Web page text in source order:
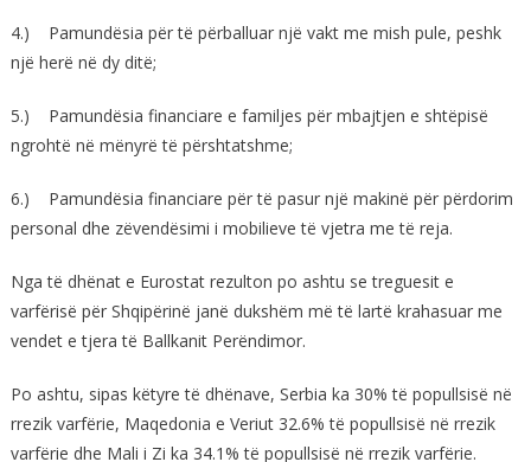
4.) Pamundësia për të përballuar një vakt me mish pule, peshk
një herë në dy ditë;
5.) Pamundësia financiare e familjes për mbajtjen e shtëpisë
ngrohtë në mënyrë të përshtatshme;
6.) Pamundësia financiare për të pasur një makinë për përdorim
personal dhe zëvendësimi i mobilieve të vjetra me të reja.
Nga të dhënat e Eurostat rezulton po ashtu se treguesit e
varfërisë për Shqipërinë janë dukshëm më të lartë krahasuar me
vendet e tjera të Ballkanit Perëndimor.
Po ashtu, sipas këtyre të dhënave, Serbia ka 30% të popullsisë në
rrezik varfërie, Maqedonia e Veriut 32.6% të popullsisë në rrezik
varfërie dhe Mali i Zi ka 34.1% të popullsisë në rrezik varfërie.